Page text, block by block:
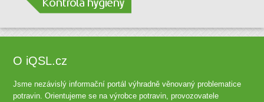
O iQSL.cz
Jsme nezávislý informační portál výhradně věnovaný problematice
potravin. Orientujeme se na výrobce potravin, provozovatele